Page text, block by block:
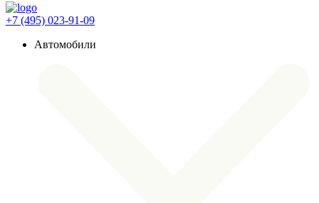
+7 (495) 023-91-09
Автомобили